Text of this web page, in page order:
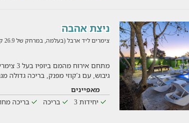
ניצת אהבה
צימרים ליד ארבל (בעלמה, במרחק של 26.9 ק"מ)
מתחם
גיבוש, עם ג'קוזי מפנק, בריכה גדולה
מאפיינים
יחידות 3
בריכה בריכה